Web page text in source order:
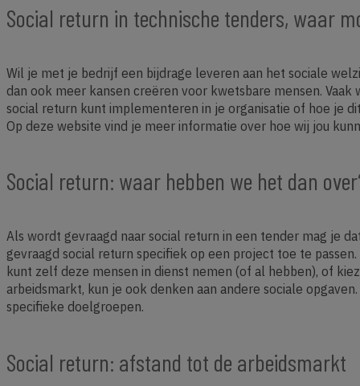
Social return in technische tenders, waar
Wil je met je bedrijf een bijdrage leveren aan het sociale
dan ook meer kansen creëren voor kwetsbare mensen.
social return kunt implementeren in je organisatie of hoe je
Op deze website vind je meer informatie over hoe wij jou
Social return: waar hebben we het dan
Als wordt gevraagd naar social return in een tender mag je
gevraagd social return specifiek op een project toe te
kunt zelf deze mensen in dienst nemen (of al hebben), of
arbeidsmarkt, kun je ook denken aan andere sociale
specifieke doelgroepen.
Social return: afstand tot de arbeidsmarkt